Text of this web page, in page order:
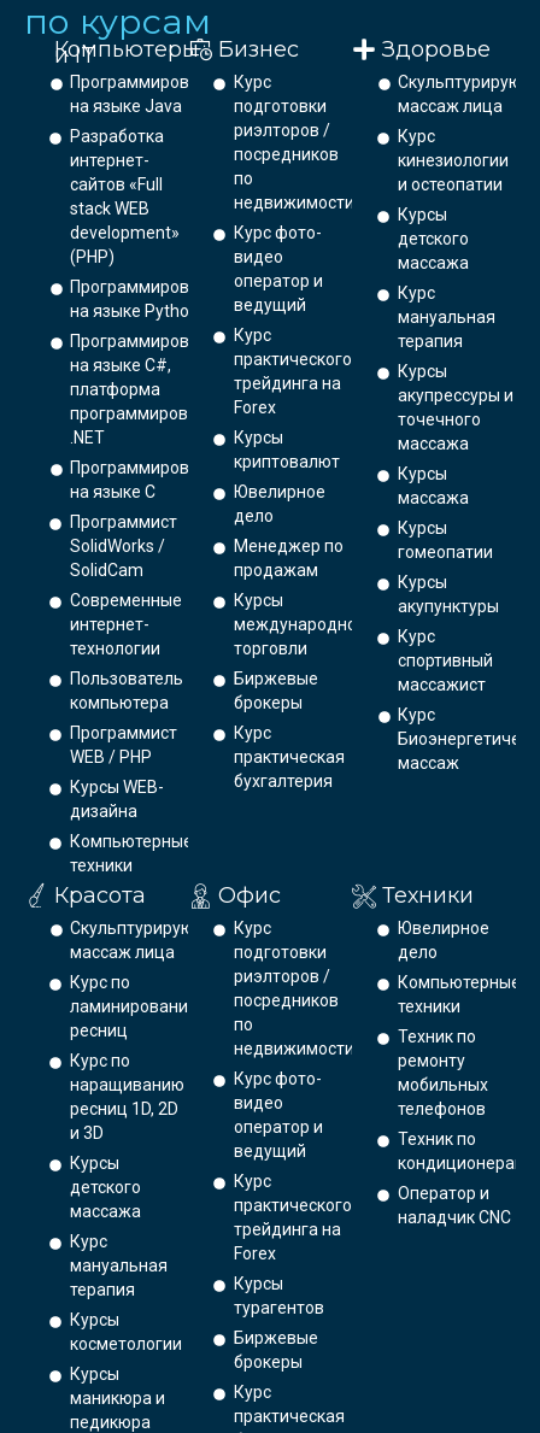
по курсам
Компьютеры
и IT
Программирование
на языке Java
Разработка
интернет-
сайтов «Full
stack WEB
development»
(PHP)
Программирование
на языке Python.
Программирование
на языке C#,
платформа
программирования
.NET
Программирование
на языке С
Программист
SolidWorks /
SolidCam
Современные
интернет-
технологии
Пользователь
компьютера
Программист
WEB / PHP
Курсы WEB-
дизайна
Компьютерные
техники
Бизнес
Курс
подготовки
риэлторов /
посредников
по
недвижимости
Курс фото-
видео
оператор и
ведущий
Курс
практического
трейдинга на
Forex
Курсы
криптовалют
Ювелирное
дело
Менеджер по
продажам
Курсы
международной
торговли
Биржевые
брокеры
Курс
практическая
бухгалтерия
Здоровье
массаж лица
Курс
кинезиологии
и остеопатии
Курсы
детского
массажа
Курс
мануальная
терапия
Курсы
акупрессуры и
точечного
массажа
Курсы
массажа
Курсы
гомеопатии
Курсы
акупунктуры
Курс
спортивный
массажист
Курс
массаж
Красота
Скульптурирующий
массаж лица
Курс по
ламинированию
ресниц
Курс по
наращиванию
ресниц 1D, 2D
и 3D
Курсы
детского
массажа
Курс
мануальная
терапия
Курсы
косметологии
Курсы
маникюра и
педикюра
Офис
Курс
подготовки
риэлторов /
посредников
по
недвижимости
Курс фото-
видео
оператор и
ведущий
Курс
практического
трейдинга на
Forex
Курсы
турагентов
Биржевые
брокеры
Курс
практическая
Техники
Ювелирное
дело
Компьютерные
техники
Техник по
ремонту
мобильных
телефонов
Техник по
кондиционерам
Оператор и
наладчик CNC